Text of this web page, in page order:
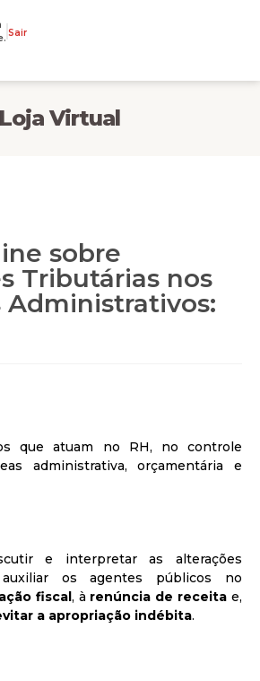
Sair
Loja Virtual
sobre
Tributárias nos
Administrativos:
que atuam no RH, no controle
administrativa, orçamentária e
e interpretar as alterações
os agentes públicos no
fiscal, à renúncia de receita e,
a apropriação indébita.